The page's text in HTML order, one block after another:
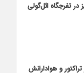
تفرجگاه ائل‌گولی
تراکتور و هوادارانش